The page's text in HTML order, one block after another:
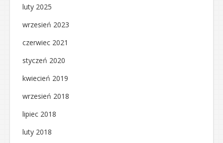
luty 2025
wrzesień 2023
czerwiec 2021
styczeń 2020
kwiecień 2019
wrzesień 2018
lipiec 2018
luty 2018